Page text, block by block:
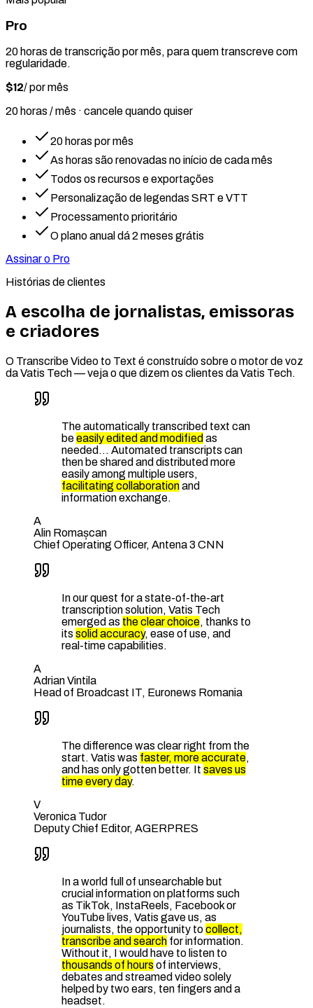
Pro
20 horas de transcrição por mês, para quem transcreve com
regularidade.
$12/por mês
20 horas / mês · cancele quando quiser
20 horas por mês
As horas são renovadas no início de cada mês
Todos os recursos e exportações
Personalização de legendas SRT e VTT
Processamento prioritário
O plano anual dá 2 meses grátis
Assinar o Pro
Histórias de clientes
A escolha de jornalistas, emissoras
e criadores
O Transcribe Video to Text é construído sobre o motor de voz
da Vatis Tech — veja o que dizem os clientes da Vatis Tech.
The automatically transcribed text can
beeasily edited and modified as
needed… Automated transcripts can
then be shared and distributed more
easily among multiple users,
facilitating collaborationand
information exchange.
A
Alin Romașcan
Chief Operating Officer, Antena 3 CNN
In our quest for a state-of-the-art
transcription solution, Vatis Tech
emerged as the clear choice, thanks to
its solid accuracy, ease of use, and
real-time capabilities.
A
Adrian Vintila
Head of Broadcast IT, Euronews Romania
The difference was clear right from the
start. Vatis was faster, more accurate,
and has only gotten better. It saves us
time every day.
V
Veronica Tudor
Deputy Chief Editor, AGERPRES
In a world full of unsearchable but
crucial information on platforms such
as TikTok, InstaReels, Facebook or
YouTube lives, Vatis gave us, as
journalists, the opportunity tocollect,
transcribe and search for information.
Without it, I would have to listen to
thousands of hours of interviews,
debates and streamed video solely
helped by two ears, ten fingers and a
headset.